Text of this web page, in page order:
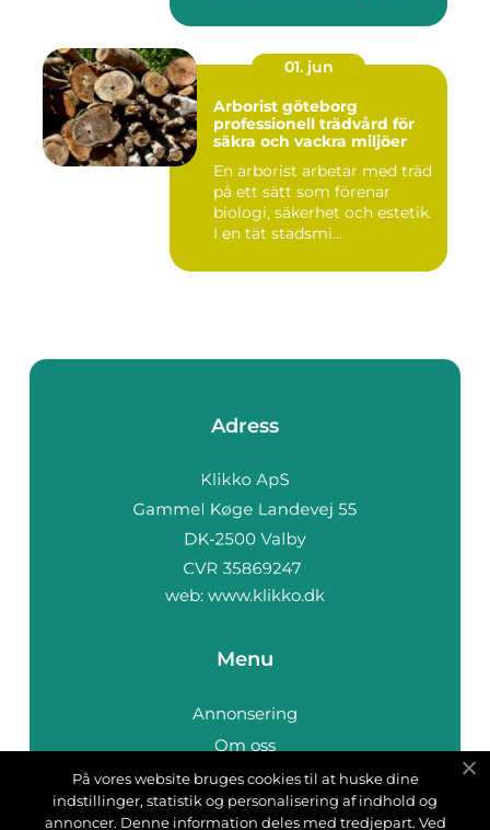
01. jun
Arborist göteborg
professionell trädvård för
säkra och vackra miljöer
En arborist arbetar med träd
på ett sätt som förenar
biologi, säkerhet och estetik.
I en tät stadsmi...
Adress
web: www.klikko.dk
Menu
Annonsering
Om oss
Cookies
Kontakta oss
På vores website bruges cookies til at huske dine
indstillinger, statistik og personalisering af indhold og
annoncer. Denne information deles med tredjepart. Ved